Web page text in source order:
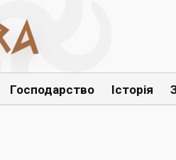
Господарство Історія